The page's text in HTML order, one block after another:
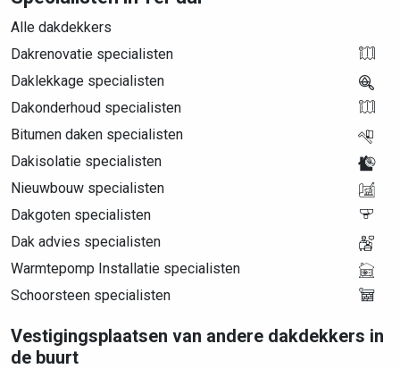
Alle dakdekkers
Dakrenovatie specialisten
Daklekkage specialisten
Dakonderhoud specialisten
Bitumen daken specialisten
Dakisolatie specialisten
Nieuwbouw specialisten
Dakgoten specialisten
Dak advies specialisten
Warmtepomp Installatie specialisten
Schoorsteen specialisten
Vestigingsplaatsen van andere dakdekkers in
de buurt